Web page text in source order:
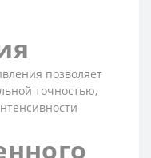
позволяет
точностью,